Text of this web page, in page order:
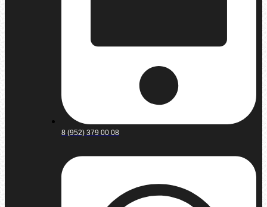
8 (952) 379 00 08